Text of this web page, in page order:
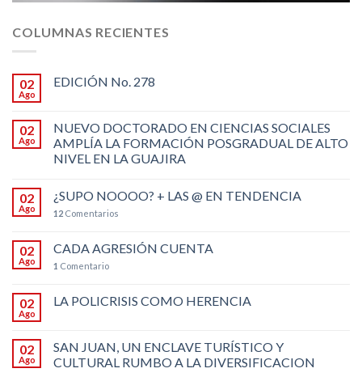
COLUMNAS RECIENTES
02
Ago
EDICIÓN No. 278
02
Ago
NUEVO DOCTORADO EN CIENCIAS SOCIALES
AMPLÍA LA FORMACIÓN POSGRADUAL DE ALTO
NIVEL EN LA GUAJIRA
02
Ago
¿SUPO NOOOO? + LAS @ EN TENDENCIA
12 Comentarios
02
Ago
CADA AGRESIÓN CUENTA
1 Comentario
02
Ago
LA POLICRISIS COMO HERENCIA
02
Ago
SAN JUAN, UN ENCLAVE TURÍSTICO Y
CULTURAL RUMBO A LA DIVERSIFICACION